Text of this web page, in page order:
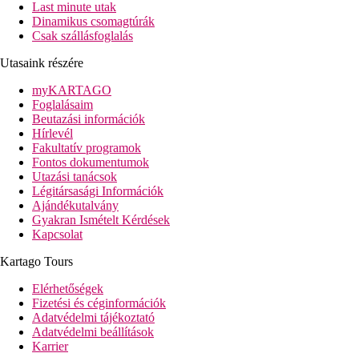
Last minute utak
Dinamikus csomagtúrák
Csak szállásfoglalás
Utasaink részére
myKARTAGO
Foglalásaim
Beutazási információk
Hírlevél
Fakultatív programok
Fontos dokumentumok
Utazási tanácsok
Légitársasági Információk
Ajándékutalvány
Gyakran Ismételt Kérdések
Kapcsolat
Kartago Tours
Elérhetőségek
Fizetési és céginformációk
Adatvédelmi tájékoztató
Adatvédelmi beállítások
Karrier